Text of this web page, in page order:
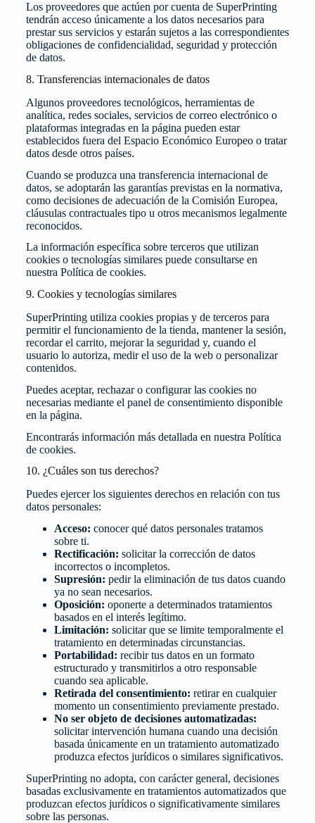
Los proveedores que actúen por cuenta de SuperPrinting
tendrán acceso únicamente a los datos necesarios para
prestar sus servicios y estarán sujetos a las correspondientes
obligaciones de confidencialidad, seguridad y protección
de datos.
8. Transferencias internacionales de datos
Algunos proveedores tecnológicos, herramientas de
analítica, redes sociales, servicios de correo electrónico o
plataformas integradas en la página pueden estar
establecidos fuera del Espacio Económico Europeo o tratar
datos desde otros países.
Cuando se produzca una transferencia internacional de
datos, se adoptarán las garantías previstas en la normativa,
como decisiones de adecuación de la Comisión Europea,
cláusulas contractuales tipo u otros mecanismos legalmente
reconocidos.
La información específica sobre terceros que utilizan
cookies o tecnologías similares puede consultarse en
nuestra Política de cookies.
9. Cookies y tecnologías similares
SuperPrinting utiliza cookies propias y de terceros para
permitir el funcionamiento de la tienda, mantener la sesión,
recordar el carrito, mejorar la seguridad y, cuando el
usuario lo autoriza, medir el uso de la web o personalizar
contenidos.
Puedes aceptar, rechazar o configurar las cookies no
necesarias mediante el panel de consentimiento disponible
en la página.
Encontrarás información más detallada en nuestra Política
de cookies.
10. ¿Cuáles son tus derechos?
Puedes ejercer los siguientes derechos en relación con tus
datos personales:
Acceso: conocer qué datos personales tratamos
sobre ti.
Rectificación: solicitar la corrección de datos
incorrectos o incompletos.
Supresión: pedir la eliminación de tus datos cuando
ya no sean necesarios.
Oposición: oponerte a determinados tratamientos
basados en el interés legítimo.
Limitación: solicitar que se limite temporalmente el
tratamiento en determinadas circunstancias.
Portabilidad: recibir tus datos en un formato
estructurado y transmitirlos a otro responsable
cuando sea aplicable.
Retirada del consentimiento: retirar en cualquier
momento un consentimiento previamente prestado.
No ser objeto de decisiones automatizadas:
solicitar intervención humana cuando una decisión
basada únicamente en un tratamiento automatizado
produzca efectos jurídicos o similares significativos.
SuperPrinting no adopta, con carácter general, decisiones
basadas exclusivamente en tratamientos automatizados que
produzcan efectos jurídicos o significativamente similares
sobre las personas.